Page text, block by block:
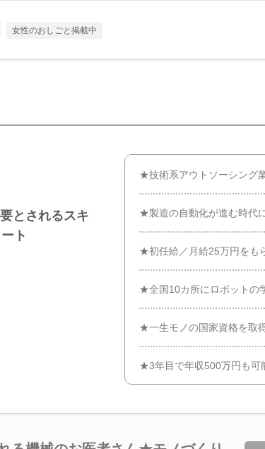
女性のおしごと掲載中
とされるスキ
ト
★技術系アウトソーシング
★製造の自動化が進む時代
★初任給／月給25万円をも
★全国10カ所にロボットの
★一生モノの国家資格を取
★3年目で年収500万円も可